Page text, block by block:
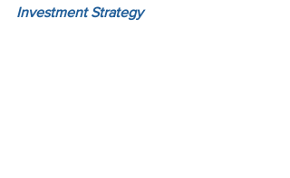
Investment Strategy